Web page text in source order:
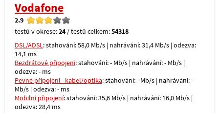
Vodafone
2.9
testů v okrese:24 / testů celkem:54318
DSL/ADSL: stahování: 58,0 Mb/s | nahrávání: 31,4 Mb/s | odezva:
14,1 ms
Bezdrátové připojení: stahování: - Mb/s | nahrávání: - Mb/s |
odezva: - ms
Pevné připojení - kabel/optika: stahování: - Mb/s | nahrávání: -
Mb/s | odezva: - ms
Mobilní připojení: stahování: 35,6 Mb/s | nahrávání: 16,0 Mb/s |
odezva: 28,4 ms